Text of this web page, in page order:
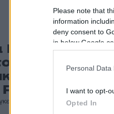
Please note that
information
deny consent to
in below Google
Personal
I want to opt-
Opted In
Λος
Ντουράντ
χωρίς τον Νίκολα Γιόκιτς